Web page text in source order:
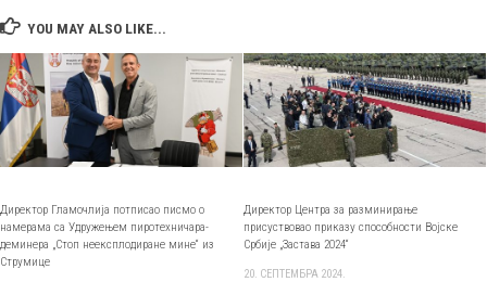
YOU MAY ALSO LIKE...
Директор Гламочлија потписао писмо о
намерама са Удружењем пиротехничара-
деминера „Стоп неексплодиране мине“ из
Струмице
Директор Центра за разминирање
присуствовао приказу способности Војске
Србије „Застава 2024“
20. СЕПТЕМБРА 2024.